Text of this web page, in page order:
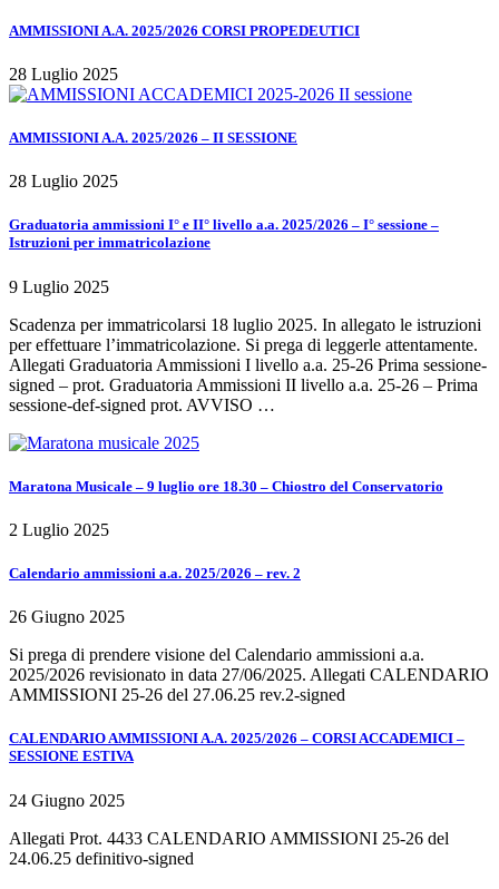
AMMISSIONI A.A. 2025/2026 CORSI PROPEDEUTICI
28 Luglio 2025
AMMISSIONI A.A. 2025/2026 – II SESSIONE
28 Luglio 2025
Graduatoria ammissioni I° e II° livello a.a. 2025/2026 – I° sessione –
Istruzioni per immatricolazione
9 Luglio 2025
Scadenza per immatricolarsi 18 luglio 2025. In allegato le istruzioni
per effettuare l’immatricolazione. Si prega di leggerle attentamente.
Allegati Graduatoria Ammissioni I livello a.a. 25-26 Prima sessione-
signed – prot. Graduatoria Ammissioni II livello a.a. 25-26 – Prima
sessione-def-signed prot. AVVISO …
Maratona Musicale – 9 luglio ore 18.30 – Chiostro del Conservatorio
2 Luglio 2025
Calendario ammissioni a.a. 2025/2026 – rev. 2
26 Giugno 2025
Si prega di prendere visione del Calendario ammissioni a.a.
2025/2026 revisionato in data 27/06/2025. Allegati CALENDARIO
AMMISSIONI 25-26 del 27.06.25 rev.2-signed
CALENDARIO AMMISSIONI A.A. 2025/2026 – CORSI ACCADEMICI –
SESSIONE ESTIVA
24 Giugno 2025
Allegati Prot. 4433 CALENDARIO AMMISSIONI 25-26 del
24.06.25 definitivo-signed